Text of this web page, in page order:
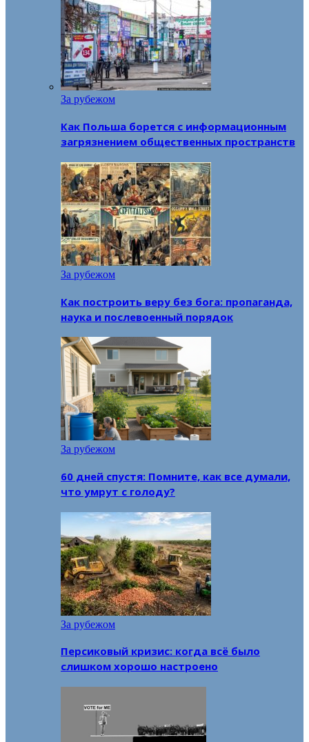
За рубежом
Как Польша борется с информационным
загрязнением общественных пространств
За рубежом
Как построить веру без бога: пропаганда,
наука и послевоенный порядок
За рубежом
60 дней спустя: Помните, как все думали,
что умрут с голоду?
За рубежом
Персиковый кризис: когда всё было
слишком хорошо настроено